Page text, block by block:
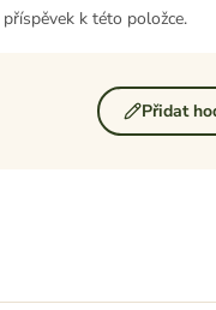
k této položce.
Přidat